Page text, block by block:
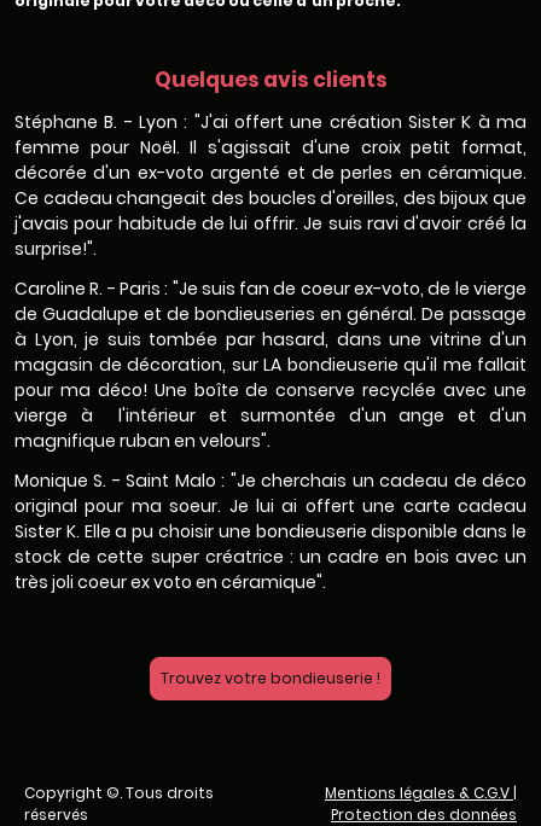
Quelques avis clients
Stéphane B. - Lyon : "J'ai offert une création Sister K à ma
femme pour Noël. Il s'agissait d'une croix petit format,
décorée d'un ex-voto argenté et de perles en céramique.
Ce cadeau changeait des boucles d'oreilles, des bijoux que
j'avais pour habitude de lui offrir. Je suis ravi d'avoir créé la
surprise!".
Caroline R. - Paris : "Je suis fan de coeur ex-voto, de le vierge
de Guadalupe et de bondieuseries en général. De passage
à Lyon, je suis tombée par hasard, dans une vitrine d'un
magasin de décoration, sur LA bondieuserie qu'il me fallait
pour ma déco! Une boîte de conserve recyclée avec une
vierge à l'intérieur et surmontée d'un ange et d'un
magnifique ruban en velours".
Monique S. - Saint Malo : "Je cherchais un cadeau de déco
original pour ma soeur. Je lui ai offert une carte cadeau
Sister K. Elle a pu choisir une bondieuserie disponible dans le
stock de cette super créatrice : un cadre en bois avec un
très joli coeur ex voto en céramique".
Trouvez votre bondieuserie !
Copyright ©. Tous droits
réservés
Mentions légales & C.G.V |
Protection des données